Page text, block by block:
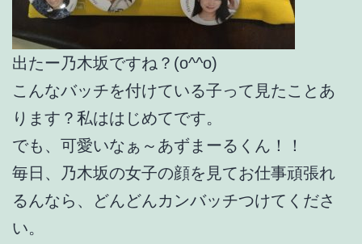
出たー乃木坂ですね？(o^^o)
こんなバッチを付けている子って見たことあ
ります？私ははじめてです。
でも、可愛いなぁ～あずまーるくん！！
毎日、乃木坂の女子の顔を見てお仕事頑張れ
るんなら、どんどんカンバッチつけてくださ
い。